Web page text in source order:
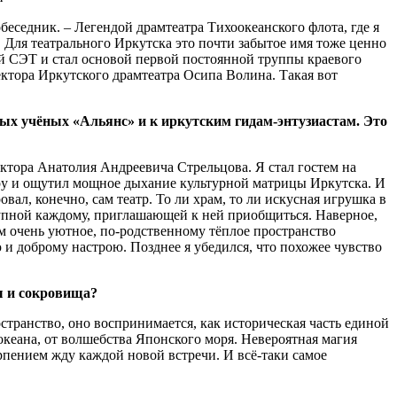
– Легендой драмтеатра Тихоокеанского флота, где я
театрального Иркутска это почти забытое имя тоже ценно
и стал основой первой постоянной труппы краевого
Иркутского драмтеатра Осипа Волина. Такая вот
учёных «Альянс» и к иркутским гидам-энтузиастам. Это
Анатолия Андреевича Стрельцова. Я стал гостем на
и ощутил мощное дыхание культурной матрицы Иркутска. И
конечно, сам театр. То ли храм, то ли искусная игрушка в
каждому, приглашающей к ней приобщиться. Наверное,
очень уютное, по-родственному тёплое пространство
доброму настрою. Позднее я убедился, что похожее чувство
и сокровища?
оно воспринимается, как историческая часть единой
от волшебства Японского моря. Невероятная магия
жду каждой новой встречи. И всё-таки самое